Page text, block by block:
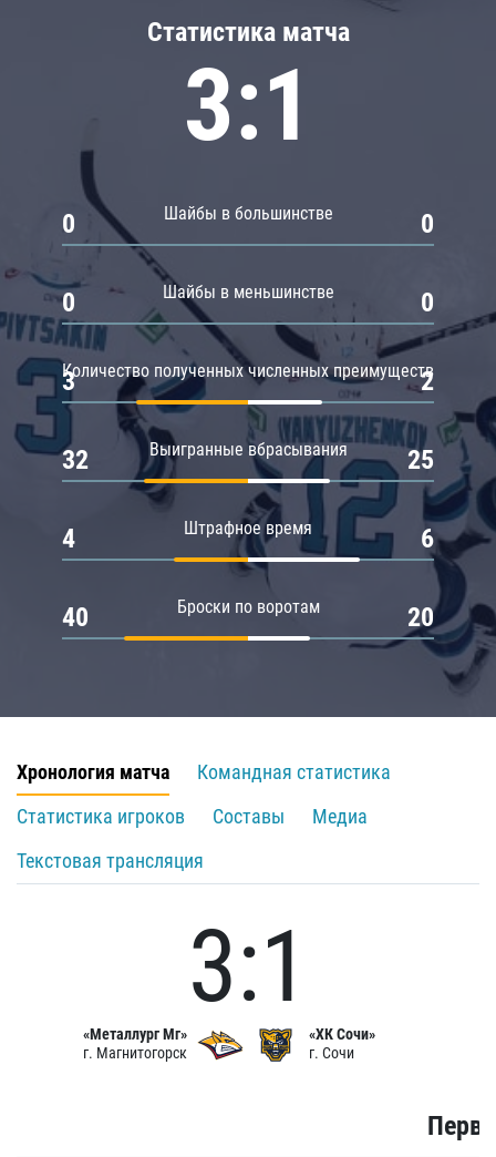
Статистика матча
3:1
Шайбы в большинстве
0 0
Шайбы в меньшинстве
0 0
Количество полученных численных преимуществ
3 2
Выигранные вбрасывания
32 25
Штрафное время
4 6
Броски по воротам
40 20
Хронология матча
Командная статистика
Статистика игроков
Составы
Медиа
Текстовая трансляция
«Металлург Мг»
г. Магнитогорск
3:1
«ХК Сочи»
г. Сочи